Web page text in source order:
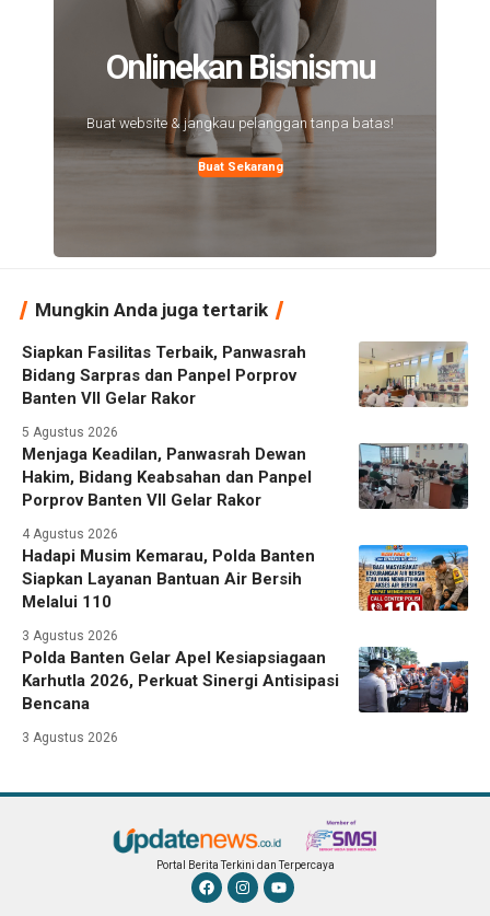
Onlinekan Bisnismu
Buat website & jangkau pelanggan tanpa batas!
Buat Sekarang
Mungkin Anda juga tertarik
Siapkan Fasilitas Terbaik, Panwasrah
Bidang Sarpras dan Panpel Porprov
Banten VII Gelar Rakor
5 Agustus 2026
Menjaga Keadilan, Panwasrah Dewan
Hakim, Bidang Keabsahan dan Panpel
Porprov Banten VII Gelar Rakor
4 Agustus 2026
Hadapi Musim Kemarau, Polda Banten
Siapkan Layanan Bantuan Air Bersih
Melalui 110
3 Agustus 2026
Polda Banten Gelar Apel Kesiapsiagaan
Karhutla 2026, Perkuat Sinergi Antisipasi
Bencana
3 Agustus 2026
Portal Berita Terkini dan Terpercaya